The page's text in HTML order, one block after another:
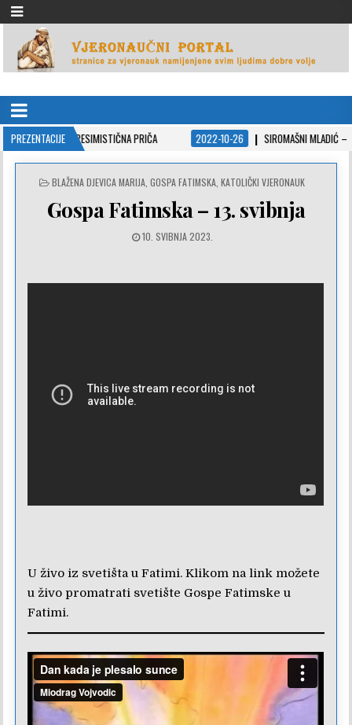
VJERONAUČNI PORTAL
PREZENTACIJEPRIČA 2022-10-26 SIROMAŠNI MLADIĆ – POUČNA PRIČA ZA
POSTED
BLAŽENA DJEVICA MARIJA GOSPA FATIMSKA KATOLIČKI VJERONAUK
Gospa Fatimska – 13. svibnja
10. SVIBNJA 2023.
U živo iz svetišta u Fatimi. Klikom na link možete
u živo promatrati svetište Gospe Fatimske u
Fatimi.